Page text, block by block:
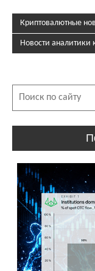
Криптовалютные
Новости аналитики